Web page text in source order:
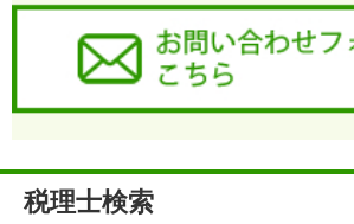
税理士検索